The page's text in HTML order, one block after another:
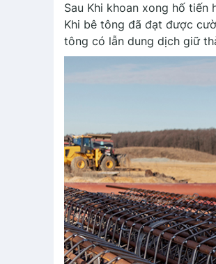
Sau Khi khoan xong hố
Khi bê tông đã đạt được
tông có lẫn dung dịch giữ